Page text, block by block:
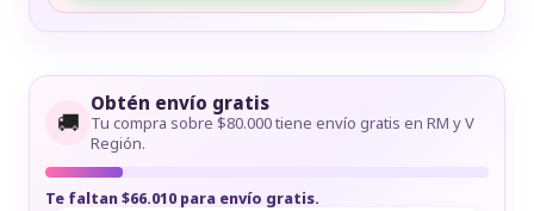
🚚
Obtén envío gratis
Tu compra sobre $80.000 tiene envío gratis en RM y V
Región.
Te faltan $66.010 para envío gratis.